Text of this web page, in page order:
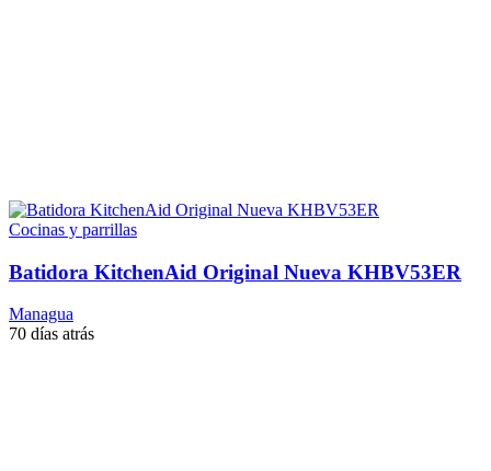
Cocinas y parrillas
Batidora KitchenAid Original Nueva KHBV53ER
Managua
70 días atrás